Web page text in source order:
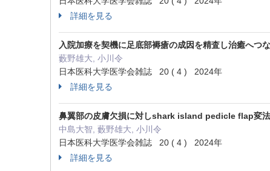
詳細を見る
入院加療を契機に足底部褥瘡の成因を精査し治癒へつ
藪野雄大, 小川令
日本医科大学医学会雑誌 20 ( 4 ) 2024年
詳細を見る
鼻翼部の皮膚欠損に対しshark island pedicle flap変
中島大智, 藪野雄大, 小川令
日本医科大学医学会雑誌 20 ( 4 ) 2024年
詳細を見る